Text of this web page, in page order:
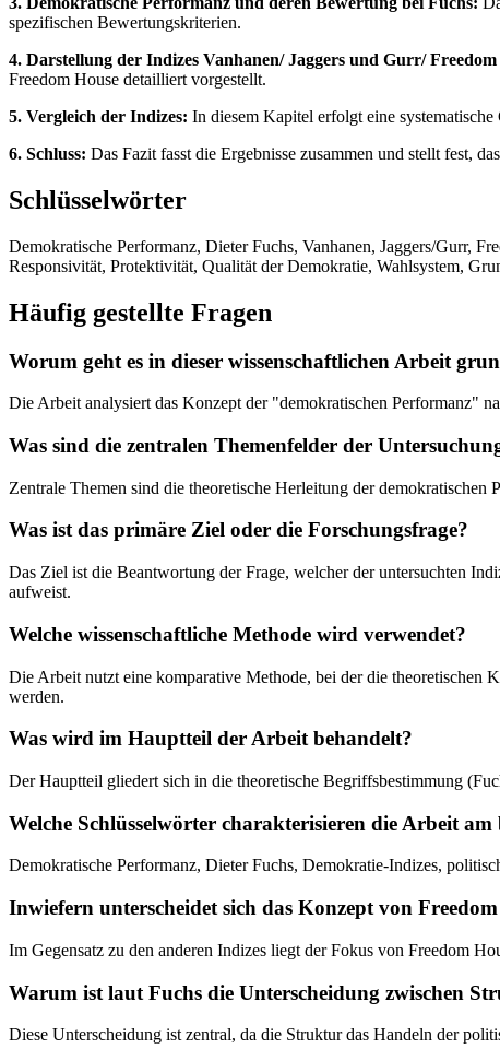
spezifischen Bewertungskriterien.
4. Darstellung der Indizes Vanhanen/ Jaggers und Gurr/ Freedom
Freedom House detailliert vorgestellt.
5. Vergleich der Indizes: In diesem Kapitel erfolgt eine
6. Schluss: Das Fazit fasst die Ergebnisse zusammen und stellt fest,
Schlüsselwörter
Demokratische Performanz, Dieter Fuchs, Vanhanen, Jaggers/Gurr,
Responsivität, Protektivität, Qualität der Demokratie, Wahlsystem,
Häufig gestellte Fragen
Worum geht es in dieser wissenschaftlichen Arbeit
Die Arbeit analysiert das Konzept der "demokratischen Performanz"
Was sind die zentralen Themenfelder der
Zentrale Themen sind die theoretische Herleitung der
Was ist das primäre Ziel oder die Forschungsfrage?
Das Ziel ist die Beantwortung der Frage, welcher der untersuchten
aufweist.
Welche wissenschaftliche Methode wird verwendet?
Die Arbeit nutzt eine komparative Methode, bei der die theoretischen
werden.
Was wird im Hauptteil der Arbeit behandelt?
Der Hauptteil gliedert sich in die theoretische Begriffsbestimmung
Welche Schlüsselwörter charakterisieren die Arbeit am
Demokratische Performanz, Dieter Fuchs, Demokratie-Indizes,
Inwiefern unterscheidet sich das Konzept von
Im Gegensatz zu den anderen Indizes liegt der Fokus von Freedom
Warum ist laut Fuchs die Unterscheidung zwischen
Diese Unterscheidung ist zentral, da die Struktur das Handeln der